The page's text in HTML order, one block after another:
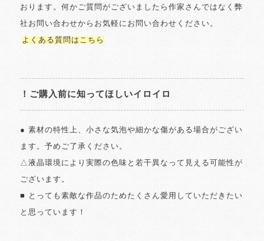
おります。何かご質問がございましたら作家さんではなく弊
社お問い合わせからお気軽にお問い合わせください。
よくある質問はこちら
！ご購入前に知ってほしいイロイロ
● 素材の特性上、小さな気泡や細かな傷がある場合がござい
ます。予めご了承ください。
△液晶環境により実際の色味と若干異なって見える可能性が
ございます。
■ とっても素敵な作品のためたくさん愛用していただきたい
と思っています！